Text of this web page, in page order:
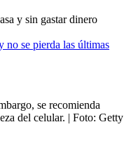
y sin gastar dinero
no se pierda las últimas
se recomienda
del celular. | Foto: Getty